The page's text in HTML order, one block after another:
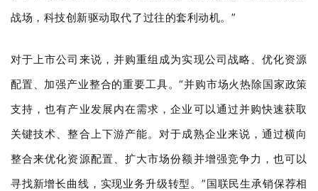
战场，科技创新驱动取代了过往的套利动机。”
对于上市公司来说，并购重组成为实现公司战略、优化资源
配置、加强产业整合的重要工具。“并购市场火热除国家政策
支持，也有产业发展内在需求，企业可以通过并购快速获取
关键技术、整合上下游产能。对于成熟企业来说，通过横向
整合来优化资源配置、扩大市场份额并增强竞争力，也可以
寻找新增长曲线，实现业务升级转型。”国联民生承销保荐相